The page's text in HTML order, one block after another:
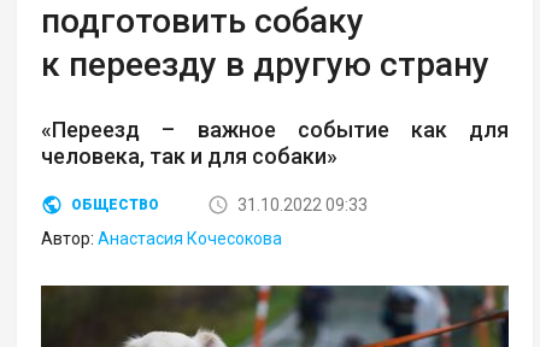
подготовить собаку
к переезду в другую страну
«Переезд – важное событие как для
человека, так и для собаки»
ОБЩЕСТВО
31.10.2022 09:33
Автор:Анастасия Кочесокова